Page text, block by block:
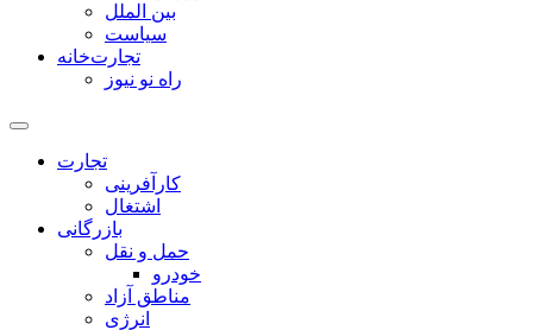
بین الملل
سیاست
تجارت‌خانه
راه نو نیوز
تجارت
کارآفرینی
اشتغال
بازرگانی
حمل و نقل
خودرو
مناطق آزاد
انرژی